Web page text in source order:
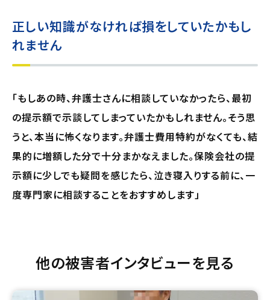
正しい知識がなければ損をしていたかもし
れません
「もしあの時、弁護士さんに相談していなかったら、最初
の提示額で示談してしまっていたかもしれません。そう思
うと、本当に怖くなります。弁護士費用特約がなくても、結
果的に増額した分で十分まかなえました。保険会社の提
示額に少しでも疑問を感じたら、泣き寝入りする前に、一
度専門家に相談することをおすすめします」
他の被害者インタビューを見る